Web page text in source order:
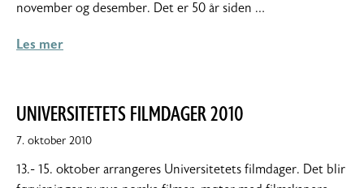
november og desember. Det er 50 år siden …
Les mer
UNIVERSITETETS FILMDAGER 2010
7. oktober 2010
13.- 15. oktober arrangeres Universitetets filmdager. Det blir